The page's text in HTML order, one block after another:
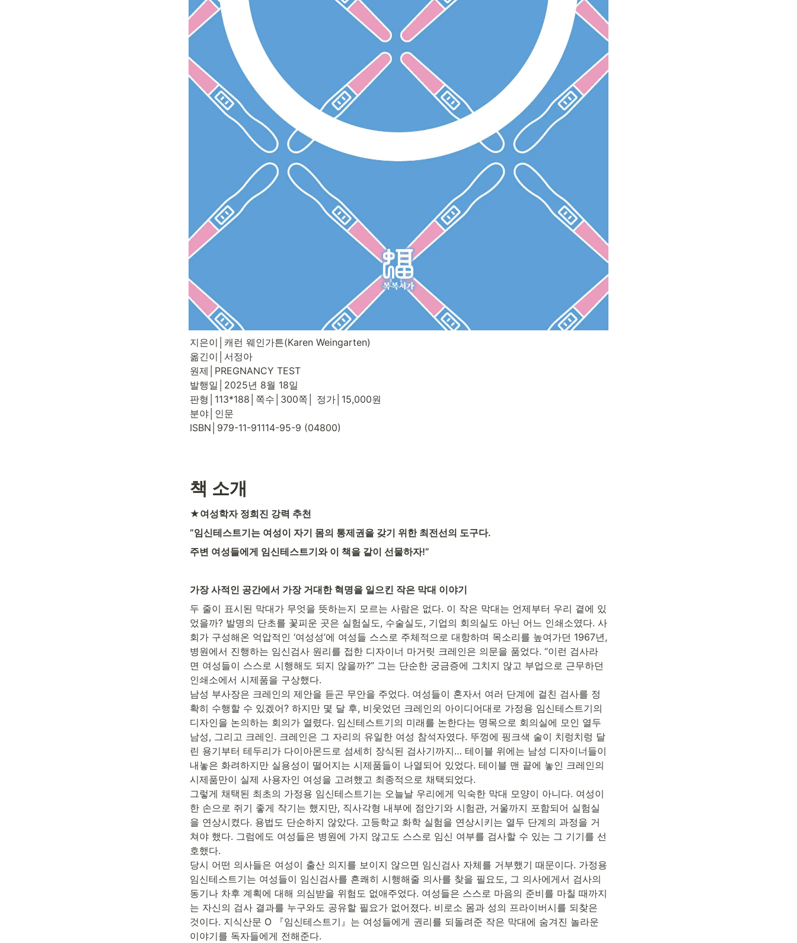
지은이│캐런 웨인가튼(Karen Weingarten)
옮긴이│서정아
원제│PREGNANCY TEST
발행일│2025년 8월 18일
판형│113*188│쪽수│300쪽│ 정가│15,000원
분야│인문
ISBN│979-11-91114-95-9 (04800)
책 소개
★여성학자 정희진 강력 추천
“임신테스트기는 여성이 자기 몸의 통제권을 갖기 위한 최전선의 도구다.
주변 여성들에게 임신테스트기와 이 책을 같이 선물하자!”
가장 사적인 공간에서 가장 거대한 혁명을 일으킨 작은 막대 이야기
두 줄이 표시된 막대가 무엇을 뜻하는지 모르는 사람은 없다. 이 작은 막대는 언제부터 우리 곁에 있
었을까? 발명의 단초를 꽃피운 곳은 실험실도, 수술실도, 기업의 회의실도 아닌 어느 인쇄소였다. 사
회가 구성해온 억압적인 ‘여성성’에 여성들 스스로 주체적으로 대항하며 목소리를 높여가던 1967년,
병원에서 진행하는 임신검사 원리를 접한 디자이너 마거릿 크레인은 의문을 품었다. “이런 검사라
면 여성들이 스스로 시행해도 되지 않을까?” 그는 단순한 궁금증에 그치지 않고 부업으로 근무하던
인쇄소에서 시제품을 구상했다.
남성 부사장은 크레인의 제안을 듣곤 무안을 주었다. 여성들이 혼자서 여러 단계에 걸친 검사를 정
확히 수행할 수 있겠어? 하지만 몇 달 후, 비웃었던 크레인의 아이디어대로 가정용 임신테스트기의
디자인을 논의하는 회의가 열렸다. 임신테스트기의 미래를 논한다는 명목으로 회의실에 모인 열두
남성, 그리고 크레인. 크레인은 그 자리의 유일한 여성 참석자였다. 뚜껑에 핑크색 술이 치렁치렁 달
린 용기부터 테두리가 다이아몬드로 섬세히 장식된 검사기까지… 테이블 위에는 남성 디자이너들이
내놓은 화려하지만 실용성이 떨어지는 시제품들이 나열되어 있었다. 테이블 맨 끝에 놓인 크레인의
시제품만이 실제 사용자인 여성을 고려했고 최종적으로 채택되었다.
그렇게 채택된 최초의 가정용 임신테스트기는 오늘날 우리에게 익숙한 막대 모양이 아니다. 여성이
한 손으로 쥐기 좋게 작기는 했지만, 직사각형 내부에 점안기와 시험관, 거울까지 포함되어 실험실
을 연상시켰다. 용법도 단순하지 않았다. 고등학교 화학 실험을 연상시키는 열두 단계의 과정을 거
쳐야 했다. 그럼에도 여성들은 병원에 가지 않고도 스스로 임신 여부를 검사할 수 있는 그 기기를 선
호했다.
당시 어떤 의사들은 여성이 출산 의지를 보이지 않으면 임신검사 자체를 거부했기 때문이다. 가정용
임신테스트기는 여성들이 임신검사를 흔쾌히 시행해줄 의사를 찾을 필요도, 그 의사에게서 검사의
동기나 차후 계획에 대해 의심받을 위험도 없애주었다. 여성들은 스스로 마음의 준비를 마칠 때까지
는 자신의 검사 결과를 누구와도 공유할 필요가 없어졌다. 비로소 몸과 성의 프라이버시를 되찾은
것이다. 지식산문 O 『임신테스트기』는 여성들에게 권리를 되돌려준 작은 막대에 숨겨진 놀라운
이야기를 독자들에게 전해준다.